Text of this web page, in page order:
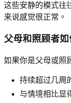
这些安静的模式往
来说感觉很正常。
父母和照顾者
如果你是父母或照
持续超过几周
与情境相比显